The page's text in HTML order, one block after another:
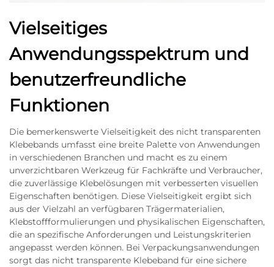
Vielseitiges
Anwendungsspektrum und
benutzerfreundliche
Funktionen
Die bemerkenswerte Vielseitigkeit des nicht transparenten
Klebebands umfasst eine breite Palette von Anwendungen
in verschiedenen Branchen und macht es zu einem
unverzichtbaren Werkzeug für Fachkräfte und Verbraucher,
die zuverlässige Klebelösungen mit verbesserten visuellen
Eigenschaften benötigen. Diese Vielseitigkeit ergibt sich
aus der Vielzahl an verfügbaren Trägermaterialien,
Klebstoffformulierungen und physikalischen Eigenschaften,
die an spezifische Anforderungen und Leistungskriterien
angepasst werden können. Bei Verpackungsanwendungen
sorgt das nicht transparente Klebeband für eine sichere